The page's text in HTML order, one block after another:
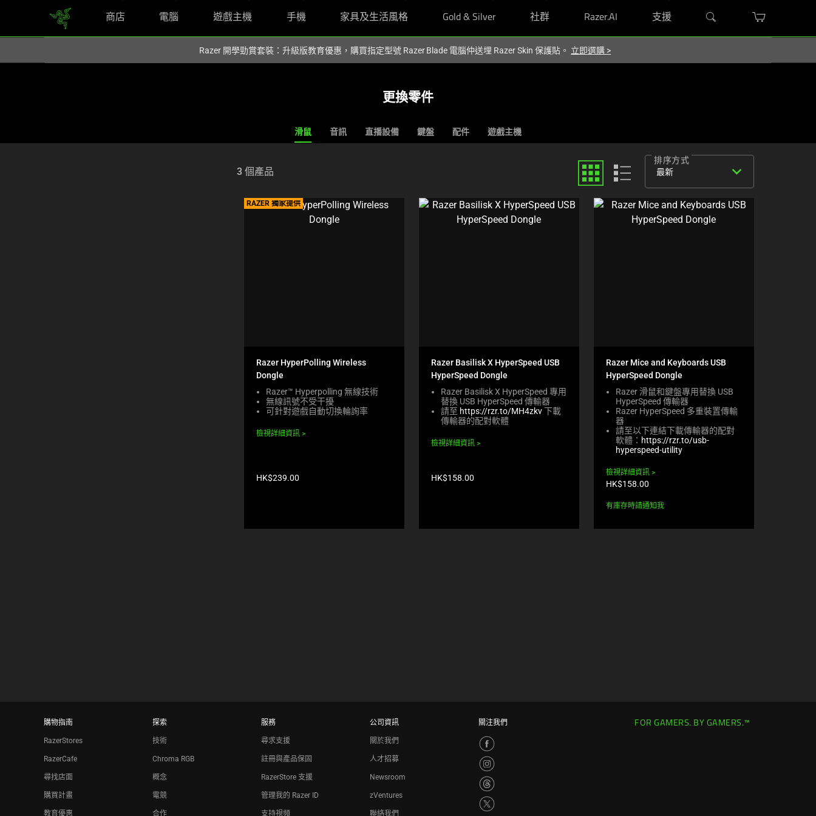
商店 電腦 遊戲主機 手機 家具及生活風格 Gold & Silver 社群 Razer.AI 支援
Razer 開學勁賞套裝：升級版教育優惠，購買指定型號 Razer Blade 電腦仲送埋 Razer Skin 保護貼。 立即選購 >
更換零件
滑鼠 音訊 直播設備 鍵盤 配件 遊戲主機
排序方式
expand_more
最新
3 個產品
RAZER 獨家提供
Razer HyperPolling Wireless
Dongle
Razer™ Hyperpolling 無線技術
無線訊號不受干擾
可針對遊戲自動切換輪詢率
檢視詳細資訊
產
HK$239.00
Razer Basilisk X HyperSpeed USB
HyperSpeed Dongle
Razer Basilisk X HyperSpeed 專用
替換 USB HyperSpeed 傳輸器
請至 https://rzr.to/MH4zkv下載
傳輸器的配對軟體
檢視詳細資訊
產
HK$158.00
Razer Mice and Keyboards USB
HyperSpeed Dongle
Razer 滑鼠和鍵盤專用替換 USB
HyperSpeed 傳輸器
Razer HyperSpeed 多重裝置傳輸
器
請至以下連結下載傳輸器的配對
軟體： https://rzr.to/usb-
hyperspeed-utility
檢視詳細資訊
產
價
格:
HK$158.00
有庫存時請通知我
購物指南
RazerStores
RazerCafe
尋找店面
購買計畫
教育優惠
探索
技術
Chroma RGB
概念
電競
合作
服務
尋求支援
註冊與產品保固
RazerStore 支援
管理我的 Razer ID
支持視頻
公司資訊
關於我們
人才招募
Newsroom
zVentures
聯絡我們
關注我們 FOR GAMERS. BY GAMERS.™